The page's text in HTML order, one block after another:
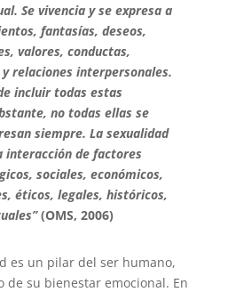
Se vivencia y se expresa a
fantasías, deseos,
valores, conductas,
relaciones interpersonales.
incluir todas estas
no todas ellas se
siempre. La sexualidad
interacción de factores
sociales, económicos,
éticos, legales, históricos,
(OMS, 2006)
es un pilar del ser humano,
de su bienestar emocional. En